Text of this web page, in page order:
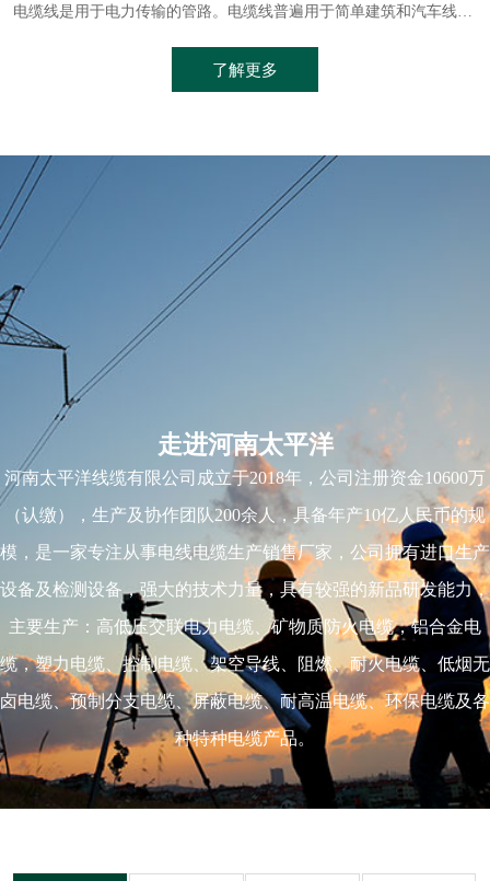
电缆线是用于电力传输的管路。电缆线普遍用于简单建筑和汽车线材，作为能源输送缆线，电缆线的复杂结构勿庸置疑。根据目标功能，电缆线具有以下一些特点：建筑用和车用线材要求轻质、大批量生产、价格低廉、具有相当的电学和力学性能和长时间的耐老化性能；工业用线材必须具有符合客户要求的性能；
了解更多
走进河南太平洋
河南太平洋线缆有限公司成立于2018年，公司注册资金10600万
（认缴），生产及协作团队200余人，具备年产10亿人民币的规
模，是一家专注从事电线电缆生产销售厂家，公司拥有进口生产
设备及检测设备，强大的技术力量，具有较强的新品研发能力，
主要生产：高低压交联电力电缆、矿物质防火电缆，铝合金电
缆，塑力电缆、控制电缆、架空导线、阻燃、耐火电缆、低烟无
卤电缆、预制分支电缆、屏蔽电缆、耐高温电缆、环保电缆及各
种特种电缆产品。